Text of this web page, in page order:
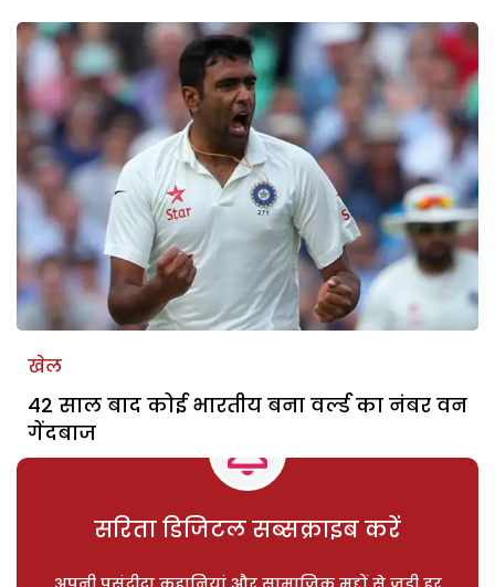
खेल
42 साल बाद कोई भारतीय बना वर्ल्ड का नंबर वन
गेंदबाज
सरिता डिजिटल सब्सक्राइब करें